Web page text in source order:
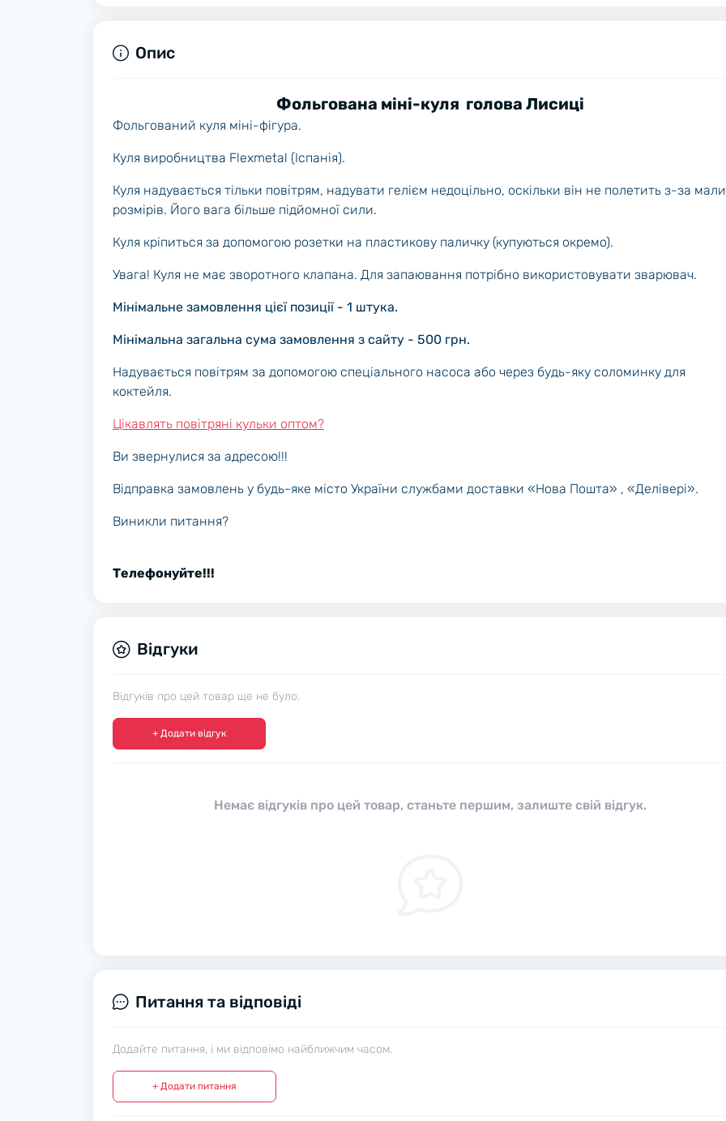
Опис
Фольгована міні-куля голова Лисиці
Фольгований куля міні-фігура.
Куля виробництва Flexmetal (Іспанія).
Куля надувається тільки повітрям, надувати гелієм недоцільно, оскільки він не полетить з-за
розмірів. Його вага більше підйомної сили.
Куля кріпиться за допомогою розетки на пластикову паличку (купуються окремо).
Увага! Куля не має зворотного клапана. Для запаювання потрібно використовувати зварювач.
Мінімальне замовлення цієї позиції - 1 штука.
Мінімальна загальна сума замовлення з сайту - 500 грн.
Надувається повітрям за допомогою спеціального насоса або через будь-яку соломинку для
коктейля.
Цікавлять повітряні кульки оптом?
Ви звернулися за адресою!!!
Відправка замовлень у будь-яке місто України службами доставки «Нова Пошта» , «Делівері».
Виникли питання?
Телефонуйте!!!
Відгуки
Відгуків про цей товар ще не було.
+ Додати відгук
Немає відгуків про цей товар, станьте першим, залиште свій відгук.
Питання та відповіді
Додайте питання, і ми відповімо найближчим часом.
+ Додати питання